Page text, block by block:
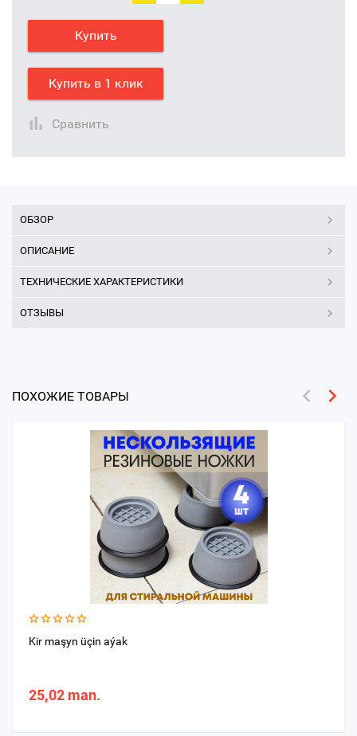
Купить
Купить в 1 клик
Сравнить
ОБЗОР
ОПИСАНИЕ
ТЕХНИЧЕСКИЕ ХАРАКТЕРИСТИКИ
ОТЗЫВЫ
ПОХОЖИЕ ТОВАРЫ
Kir maşyn üçin aýak
25,02 man.